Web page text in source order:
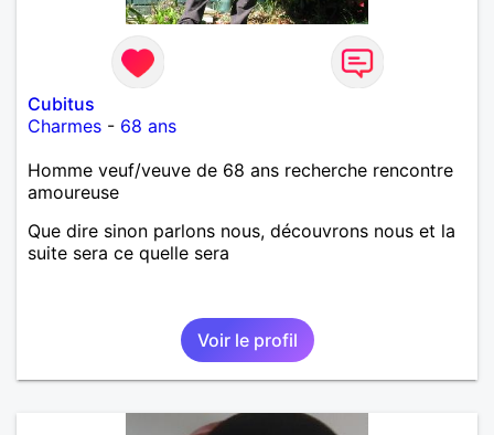
Cubitus
Charmes - 68 ans
Homme veuf/veuve de 68 ans recherche rencontre
amoureuse
Que dire sinon parlons nous, découvrons nous et la
suite sera ce quelle sera
Voir le profil